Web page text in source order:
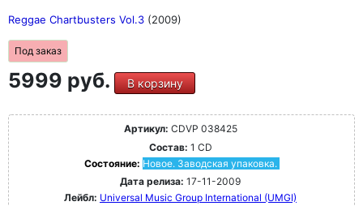
Reggae Chartbusters Vol.3 (2009)
Под заказ
5999 руб. В корзину
Артикул: CDVP 038425
Состав: 1 CD
Состояние: Новое. Заводская упаковка.
Дата релиза: 17-11-2009
Лейбл: Universal Music Group International (UMGI)